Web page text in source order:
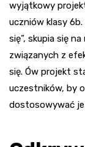
wyjątkowy
uczniów klasy
się”, skupia się
związanych z
się. Ów projekt
uczestników, by
dostosowywać